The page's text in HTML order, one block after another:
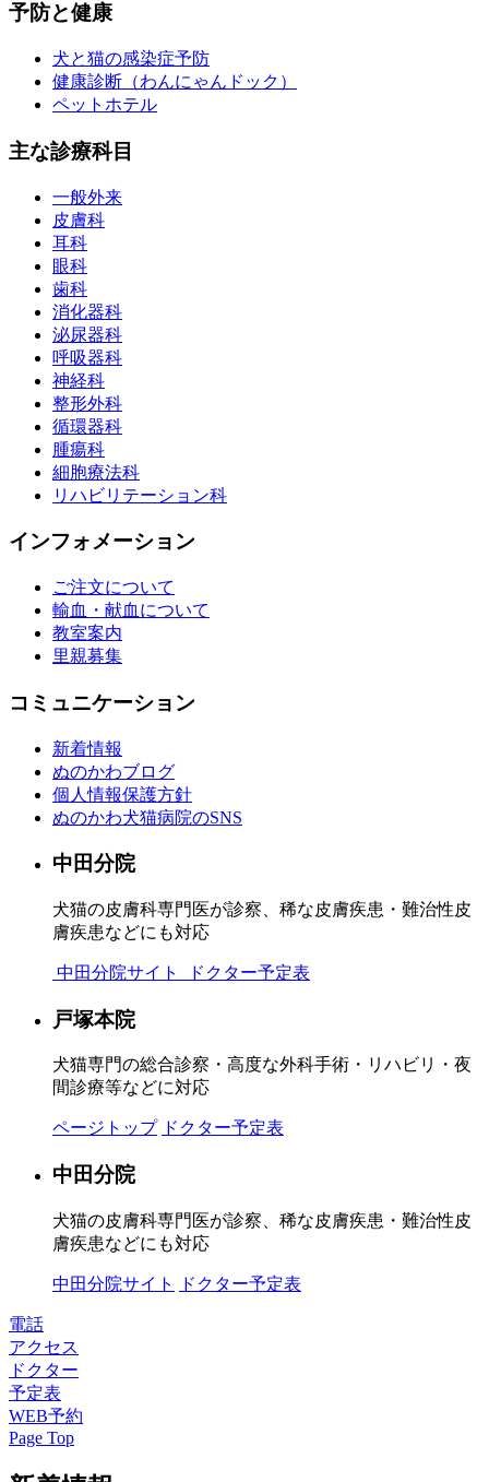
予防と健康
犬と猫の感染症予防
健康診断（わんにゃんドック）
ペットホテル
主な診療科目
一般外来
皮膚科
耳科
眼科
歯科
消化器科
泌尿器科
呼吸器科
神経科
整形外科
循環器科
腫瘍科
細胞療法科
リハビリテーション科
インフォメーション
ご注文について
輸血・献血について
教室案内
里親募集
コミュニケーション
新着情報
ぬのかわブログ
個人情報保護方針
ぬのかわ犬猫病院のSNS
中田分院
犬猫の皮膚科専門医が診察、稀な皮膚疾患・難治性皮
膚疾患などにも対応
中田分院サイト ドクター予定表
戸塚本院
犬猫専門の総合診察・高度な外科手術・リハビリ・夜
間診療等などに対応
ページトップ ドクター予定表
中田分院
犬猫の皮膚科専門医が診察、稀な皮膚疾患・難治性皮
膚疾患などにも対応
中田分院サイト ドクター予定表
電話
アクセス
ドクター
予定表
WEB予約
Page Top